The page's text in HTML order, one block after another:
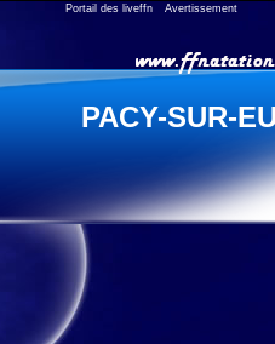
Portail des liveffn Avertissement
PACY-SUR-